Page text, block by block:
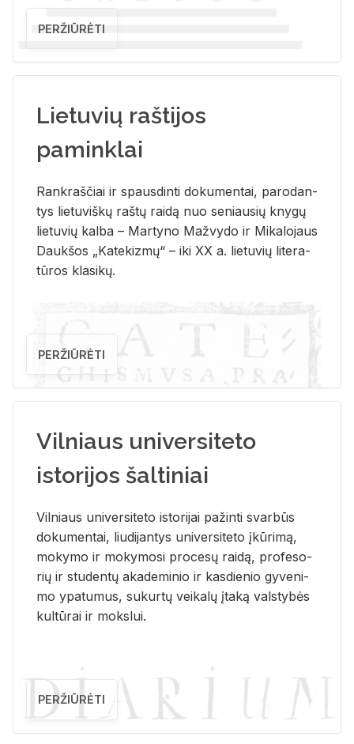
PERŽIŪRĖTI
Lietuvių raštijos
paminklai
Rank­raš­čiai ir spaus­din­ti do­ku­men­tai, pa­ro­dan­
tys lie­tu­viš­kų raš­tų rai­dą nuo se­niau­sių kny­gų
lie­tu­vių kal­ba – Mar­ty­no Ma­žvy­do ir Mi­ka­lo­jaus
Dauk­šos „Ka­te­kiz­mų“ – iki XX a. lie­tu­vių li­te­ra­
tū­ros kla­si­kų.
PERŽIŪRĖTI
Vilniaus universiteto
istorijos šaltiniai
Vil­niaus uni­ver­si­te­to is­to­ri­jai pa­žin­ti svar­būs
do­ku­men­tai, liu­di­jan­tys uni­ver­si­te­to įkū­ri­mą,
mo­ky­mo ir mo­ky­mo­si pro­ce­sų rai­dą, pro­fe­so­
rių ir stu­den­tų aka­de­mi­nio ir kas­die­nio gy­ve­ni­
mo ypa­tu­mus, su­kur­tų vei­ka­lų įta­ką vals­ty­bės
kul­tū­rai ir moks­lui.
PERŽIŪRĖTI